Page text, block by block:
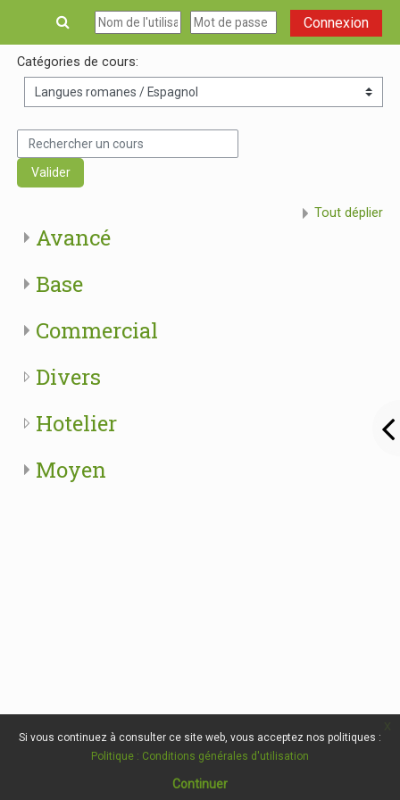
Connexion
Catégories de cours:
Rechercher un cours
Valider
Tout déplier
Avancé
Base
Commercial
Divers
Hotelier
Moyen
Si vous continuez à consulter ce site web, vous acceptez nos politiques :
Politique : Conditions générales d'utilisation
Continuer